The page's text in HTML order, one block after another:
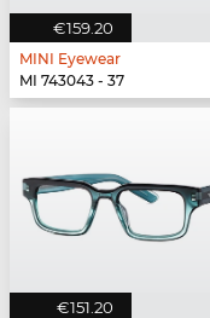
€159.20
MINI Eyewear
MI 743043 - 37
€151.20